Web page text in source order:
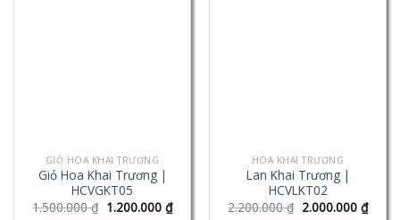
GIỎ HOA KHAI TRƯƠNG
Giỏ Hoa Khai Trương |
HCVGKT05
1.500.000₫ 1.200.000 ₫
HOA KHAI TRƯƠNG
Lan Khai Trương |
HCVLKT02
2.200.000₫ 2.000.000 ₫